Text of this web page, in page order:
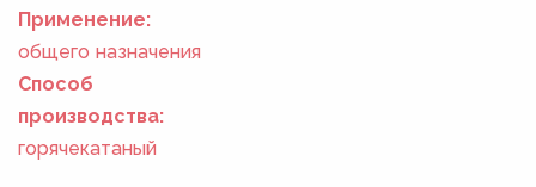
Применение:
общего назначения
Способ
производства:
горячекатаный